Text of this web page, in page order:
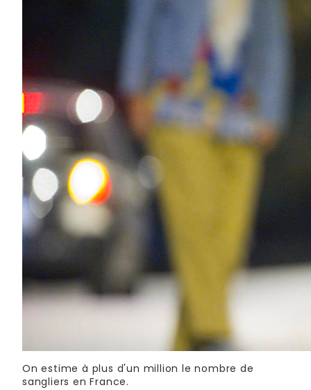
On estime à plus d'un million le nombre de
sangliers en France.